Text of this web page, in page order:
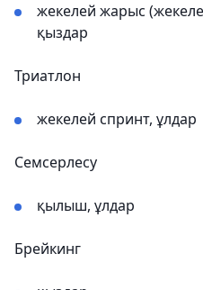
жекелей жарыс
қыздар
Триатлон
жекелей спринт, ұлдар
Семсерлесу
қылыш, ұлдар
Брейкинг